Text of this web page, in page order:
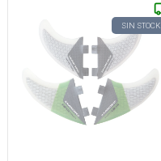
SIN STOCK